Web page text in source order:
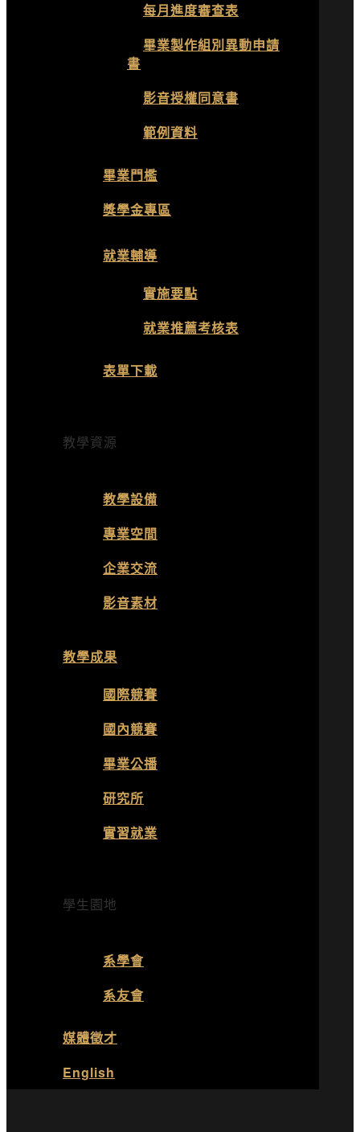
每月進度審查表
畢業製作組別異動申請
書
影音授權同意書
範例資料
畢業門檻
獎學金專區
就業輔導
實施要點
就業推薦考核表
表單下載
教學資源
教學設備
專業空間
企業交流
影音素材
教學成果
國際競賽
國內競賽
畢業公播
研究所
實習就業
學生園地
系學會
系友會
媒體徵才
English